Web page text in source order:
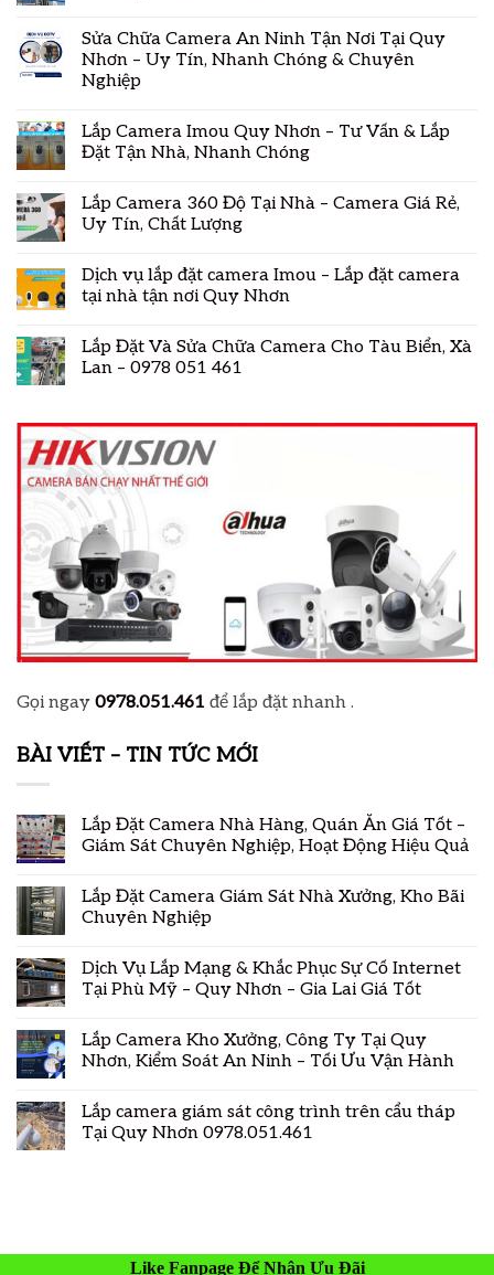
Sửa Chữa Camera An Ninh Tận Nơi Tại Quy
Nhơn – Uy Tín, Nhanh Chóng & Chuyên
Nghiệp
Lắp Camera Imou Quy Nhơn – Tư Vấn & Lắp
Đặt Tận Nhà, Nhanh Chóng
Lắp Camera 360 Độ Tại Nhà – Camera Giá Rẻ,
Uy Tín, Chất Lượng
Dịch vụ lắp đặt camera Imou – Lắp đặt camera
tại nhà tận nơi Quy Nhơn
Lắp Đặt Và Sửa Chữa Camera Cho Tàu Biển, Xà
Lan – 0978 051 461
Gọi ngay 0978.051.461 để lắp đặt nhanh .
BÀI VIẾT – TIN TỨC MỚI
Lắp Đặt Camera Nhà Hàng, Quán Ăn Giá Tốt –
Giám Sát Chuyên Nghiệp, Hoạt Động Hiệu Quả
Lắp Đặt Camera Giám Sát Nhà Xưởng, Kho Bãi
Chuyên Nghiệp
Dịch Vụ Lắp Mạng & Khắc Phục Sự Cố Internet
Tại Phù Mỹ – Quy Nhơn – Gia Lai Giá Tốt
Lắp Camera Kho Xưởng, Công Ty Tại Quy
Nhơn, Kiểm Soát An Ninh – Tối Ưu Vận Hành
Lắp camera giám sát công trình trên cẩu tháp
Tại Quy Nhơn 0978.051.461
Like Fanpage Để Nhận Ưu Đãi